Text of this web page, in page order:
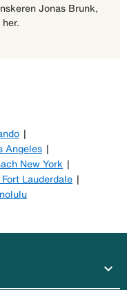
Jonas Brunk,
Angeles
New York
Lauderdale
expand_more